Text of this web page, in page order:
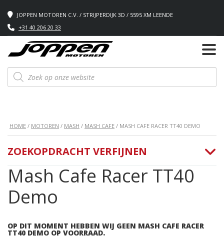
JOPPEN MOTOREN C.V. / STRIJPERDIJK 3D / 5595 XM LEENDE
+31 40 206 20 33
Producten
zoeken
HOME / MOTOREN / MASH / MASH CAFE / MASH CAFE RACER TT40 DEMO
Mash Cafe Racer TT40
Demo
OP DIT MOMENT HEBBEN WIJ GEEN MASH CAFE RACER
TT40 DEMO OP VOORRAAD.
ZOEKOPDRACHT VERFIJNEN